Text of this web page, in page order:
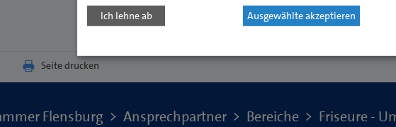
Seite drucken
Flensburg Ansprechpartner Bereiche Friseure -
Ich lehne ab Ausgewählte akzeptieren